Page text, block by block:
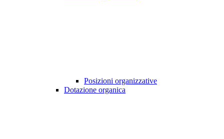
Posizioni organizzative
Dotazione organica